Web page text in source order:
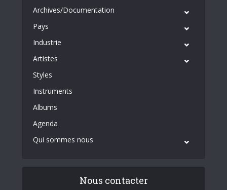
Archives/Documentation
Pays
Industrie
Artistes
Styles
Instruments
Albums
Agenda
Qui sommes nous
Nous contacter